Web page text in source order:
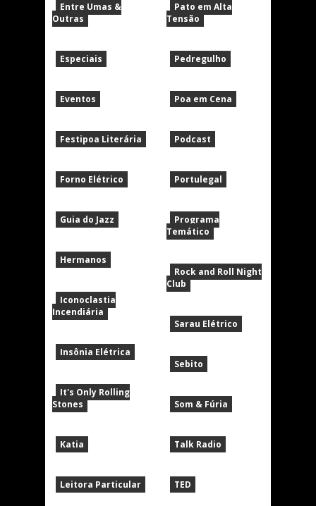
Entre Umas &
Outras
Especiais
Eventos
Festipoa Literária
Forno Elétrico
Guia do Jazz
Hermanos
Iconoclastia
Incendiária
Insônia Elétrica
It's Only Rolling
Stones
Katia
Leitora Particular
Pato em Alta
Tensão
Pedregulho
Poa em Cena
Podcast
Portulegal
Programa
Temático
Rock and Roll Night
Club
Sarau Elétrico
Sebito
Som & Fúria
Talk Radio
TED